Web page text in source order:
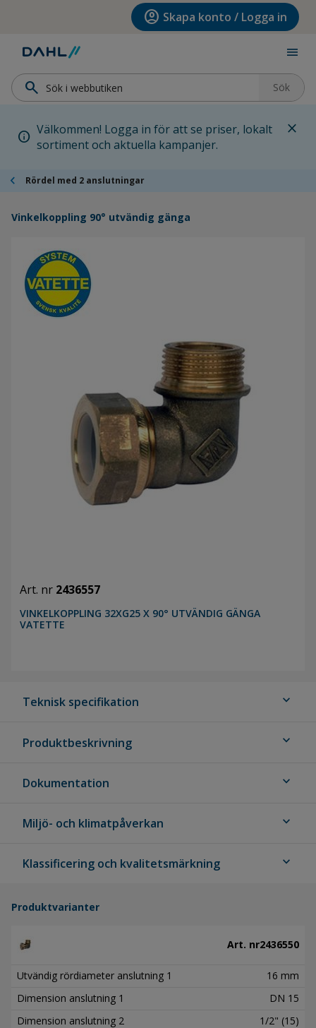
Hoppa till huvudinnehållet account_circle Skapa konto / Logga in
menu
search Sök
info Välkommen! Logga in för att se priser, lokalt
sortiment och aktuella kampanjer.
close
chevron_left Rördel med 2 anslutningar
Vinkelkoppling 90° utvändig gänga
Art. nr 2436557
VINKELKOPPLING 32XG25 X 90° UTVÄNDIG GÄNGA
VATETTE
Teknisk specifikation expand_more
Produktbeskrivning expand_more
Dokumentation expand_more
Miljö- och klimatpåverkan expand_more
Klassificering och kvalitetsmärkning expand_more
Produktvarianter
Art. nr2436550
Utvändig rördiameter anslutning 1
16 mm
Dimension anslutning 1
DN 15
Dimension anslutning 2
1/2" (15)